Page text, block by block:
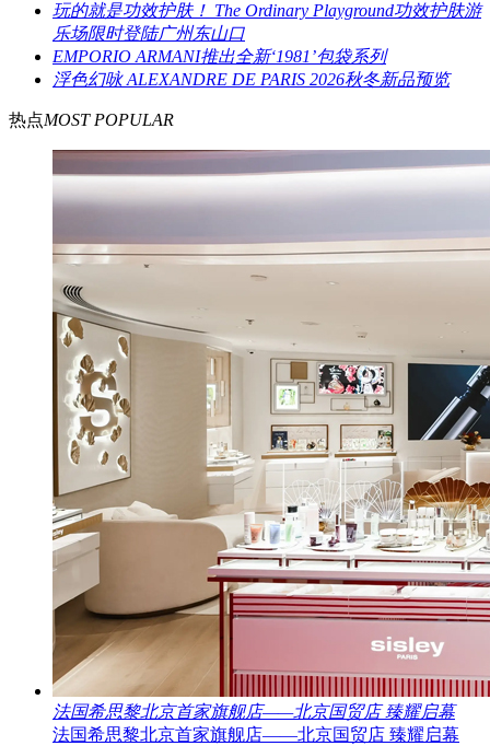
玩的就是功效护肤！ The Ordinary Playground功效护肤游
乐场限时登陆广州东山口
EMPORIO ARMANI推出全新‘1981’包袋系列
浮色幻咏 ALEXANDRE DE PARIS 2026秋冬新品预览
热点MOST POPULAR
法国希思黎北京首家旗舰店——北京国贸店 臻耀启幕
法国希思黎北京首家旗舰店——北京国贸店 臻耀启幕